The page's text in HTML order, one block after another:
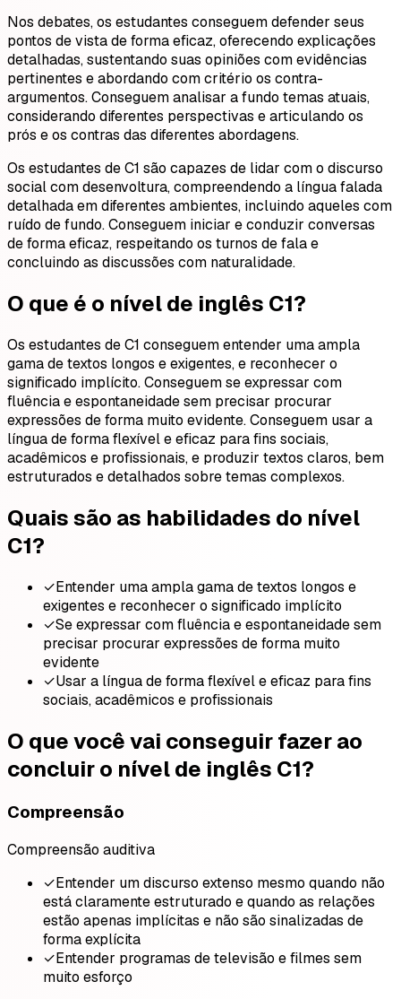
Nos debates, os estudantes conseguem defender seus
pontos de vista de forma eficaz, oferecendo explicações
detalhadas, sustentando suas opiniões com evidências
pertinentes e abordando com critério os contra-
argumentos. Conseguem analisar a fundo temas atuais,
considerando diferentes perspectivas e articulando os
prós e os contras das diferentes abordagens.
Os estudantes de C1 são capazes de lidar com o discurso
social com desenvoltura, compreendendo a língua falada
detalhada em diferentes ambientes, incluindo aqueles com
ruído de fundo. Conseguem iniciar e conduzir conversas
de forma eficaz, respeitando os turnos de fala e
concluindo as discussões com naturalidade.
O que é o nível de inglês C1?
Os estudantes de C1 conseguem entender uma ampla
gama de textos longos e exigentes, e reconhecer o
significado implícito. Conseguem se expressar com
fluência e espontaneidade sem precisar procurar
expressões de forma muito evidente. Conseguem usar a
língua de forma flexível e eficaz para fins sociais,
acadêmicos e profissionais, e produzir textos claros, bem
estruturados e detalhados sobre temas complexos.
Quais são as habilidades do nível
C1?
✓Entender uma ampla gama de textos longos e
exigentes e reconhecer o significado implícito
✓Se expressar com fluência e espontaneidade sem
precisar procurar expressões de forma muito
evidente
✓Usar a língua de forma flexível e eficaz para fins
sociais, acadêmicos e profissionais
O que você vai conseguir fazer ao
concluir o nível de inglês C1?
Compreensão
Compreensão auditiva
✓Entender um discurso extenso mesmo quando não
está claramente estruturado e quando as relações
estão apenas implícitas e não são sinalizadas de
forma explícita
✓Entender programas de televisão e filmes sem
muito esforço